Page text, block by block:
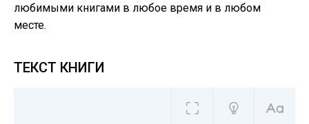
любимыми книгами в любое время и в любом
месте.
ТЕКСТ КНИГИ